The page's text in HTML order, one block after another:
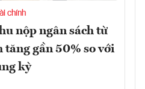
chính
nộp ngân sách từ
tăng gần 50% so với
kỳ